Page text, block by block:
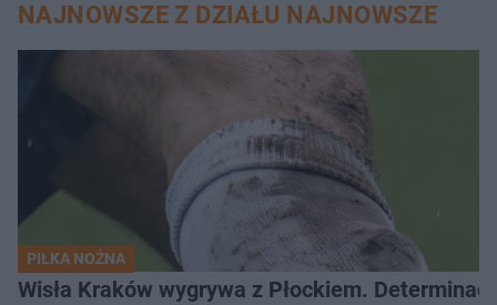
NAJNOWSZE Z DZIAŁU NAJNOWSZE
PIŁKA NOŻNA
Wisła Kraków wygrywa z Płockiem.